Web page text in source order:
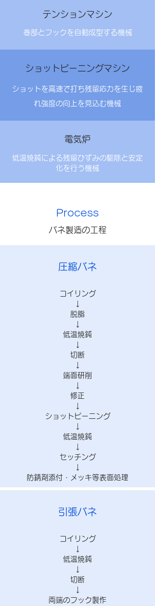
テンションマシン
巻部とフックを自動成型する機械
ショットピーニングマシン
ショットを高速で打ち残留応力を生じ疲
れ強度の向上を見込む機械
電気炉
低温焼鈍による残留ひずみの駆除と安定
化を行う機械
Process
バネ製造の工程
コイリング
↓
脱脂
↓
低温焼鈍
↓
切断
↓
端面研削
↓
修正
↓
ショットピーニング
↓
低温焼鈍
↓
セッチング
↓
防錆剤添付・メッキ等表面処理
圧縮バネ
コイリング
​↓
低温焼鈍
↓
切断
↓
両端のフック製作
引張バネ